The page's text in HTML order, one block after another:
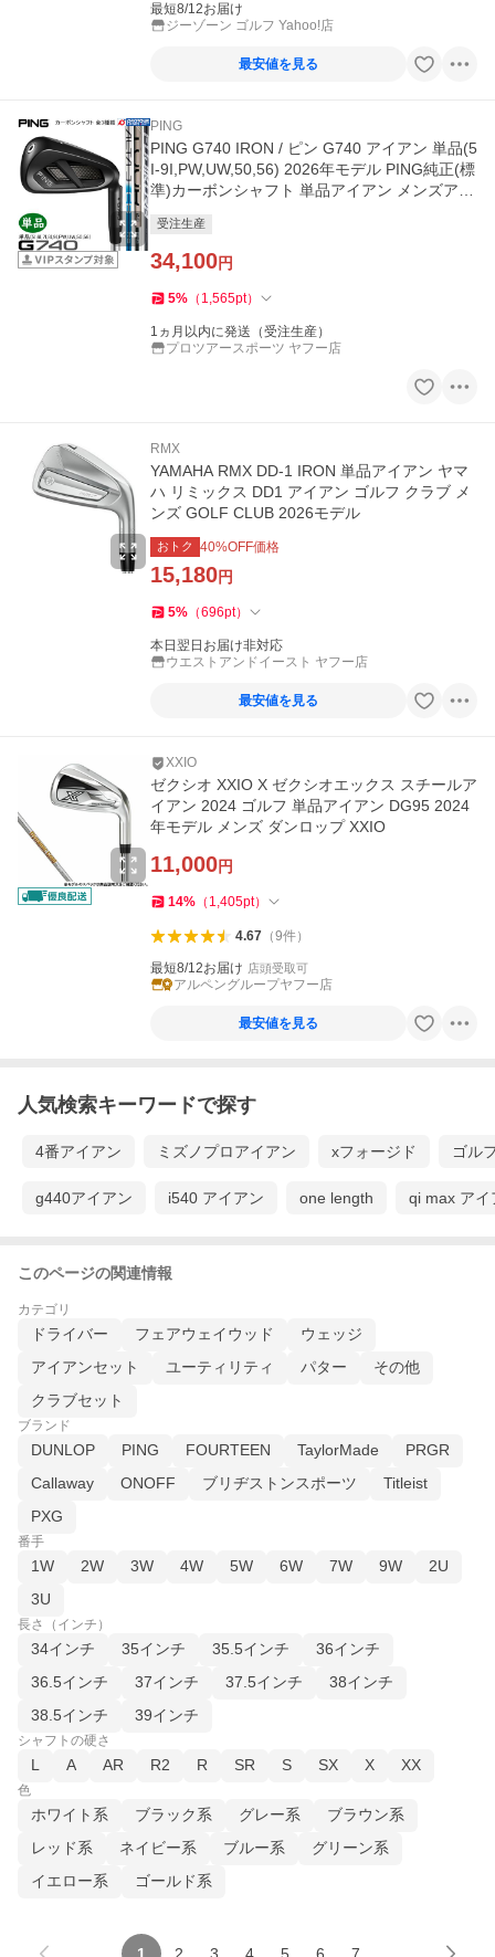
最短8/12お届け
ジーゾーン ゴルフ Yahoo!店
最安値を見る
PING
PING G740 IRON / ピン G740 アイアン 単品(5
I-9I,PW,UW,50,56) 2026年モデル PING純正(標
準)カーボンシャフト 単品アイアン メンズアイ
受注生産
34,100円
5% （ 1,565pt）
1ヵ月以内に発送（受注生産）
プロツアースポーツ ヤフー店
RMX
YAMAHA RMX DD-1 IRON 単品アイアン ヤマ
ハ リミックス DD1 アイアン ゴルフ クラブ メ
ンズ GOLF CLUB 2026モデル
おトク 40%OFF価格
15,180円
5% （696pt）
本日翌日お届け非対応
ウエストアンドイースト ヤフー店
最安値を見る
XXIO
ゼクシオ XXIO X ゼクシオエックス スチールア
イアン 2024 ゴルフ 単品アイアン DG95 2024
年モデル メンズ ダンロップ XXIO
11,000円
14% （ 1,405pt）
4.67（9件）
最短8/12お届け 店頭受取可
アルペングループヤフー店
最安値を見る
人気検索キーワードで探す
4番アイアン ミズノプロアイアン xフォージド ゴル
g440アイアン i540 アイアン one length qi max アイ
このページの関連情報
カテゴリ
ドライバー フェアウェイウッド
ウェッジ
アイアンセット
ユーティリティ パター
その他
クラブセット
ブランド
DUNLOP PING FOURTEEN TaylorMade
PRGR
Callaway
ONOFF ブリヂストンスポーツ
Titleist
PXG
番手
1W 2W 3W 4W 5W 6W 7W 9W
2U
3U
長さ（インチ）
34インチ 35インチ 35.5インチ
36インチ
36.5インチ
37インチ 37.5インチ
38インチ
38.5インチ
39インチ
シャフトの硬さ
L A AR R2 R SR S SX X XX
色
ホワイト系 ブラック系 グレー系
ブラウン系
レッド系
ネイビー系 ブルー系
グリーン系
イエロー系
ゴールド系